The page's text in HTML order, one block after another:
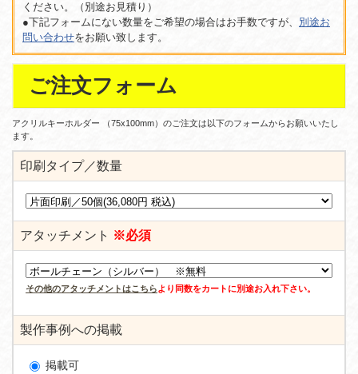
ください。（別途お見積り）
●下記フォームにない数量をご希望の場合はお手数ですが、 別途お
問い合わせをお願い致します。
ご注文フォーム
アクリルキーホルダー （75x100mm）のご注文は以下のフォームからお願いいたし
ます。
印刷タイプ／数量
アタッチメント ※必須
その他のアタッチメントはこちらより同数をカートに別途お入れ下さい。
製作事例への掲載
掲載可